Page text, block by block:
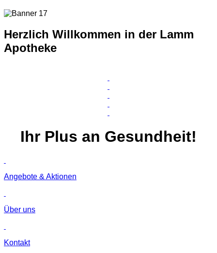
Herzlich Willkommen in der Lamm
Apotheke
Ihr Plus an Gesundheit!
Angebote & Aktionen
Über uns
Kontakt